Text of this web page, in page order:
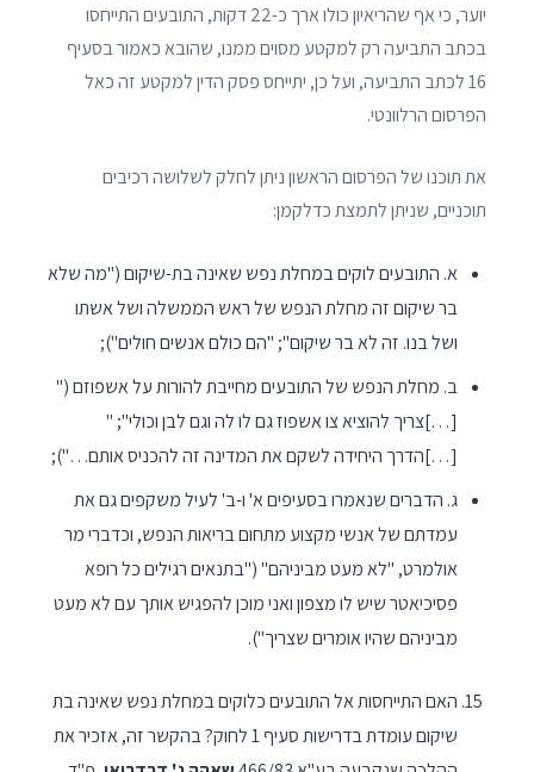
יוער, כי אף שהריאיון כולו ארך כ-22 דקות, התובעים התייחסו
בכתב התביעה רק למקטע מסוים ממנו, שהובא כאמור בסעיף
16 לכתב התביעה, ועל כן, יתייחס פסק הדין למקטע זה כאל
הפרסום הרלוונטי.
את תוכנו של הפרסום הראשון ניתן לחלק לשלושה רכיבים
תוכניים, שניתן לתמצת כדלקמן:
א. התובעים לוקים במחלת נפש שאינה בת-שיקום ("מה שלא
בר שיקום זה מחלת הנפש של ראש הממשלה ושל אשתו
ושל בנו. זה לא בר שיקום"; "הם כולם אנשים חולים");
ב. מחלת הנפש של התובעים מחייבת להורות על אשפוזם ("
[…]צריך להוציא צו אשפוז גם לו לה וגם לבן וכולי"; "
[…]הדרך היחידה לשקם את המדינה זה להכניס אותם…");
ג. הדברים שנאמרו בסעיפים א' ו-ב' לעיל משקפים גם את
עמדתם של אנשי מקצוע מתחום בריאות הנפש, וכדברי מר
אולמרט, "לא מעט מביניהם" ("בתנאים רגילים כל רופא
פסיכיאטר שיש לו מצפון ואני מוכן להפגיש אותך עם לא מעט
מביניהם שהיו אומרים שצריך").
האם התייחסות אל התובעים כלוקים במחלת נפש שאינה בת
שיקום עומדת בדרישות סעיף 1 לחוק? בהקשר זה, אזכיר את